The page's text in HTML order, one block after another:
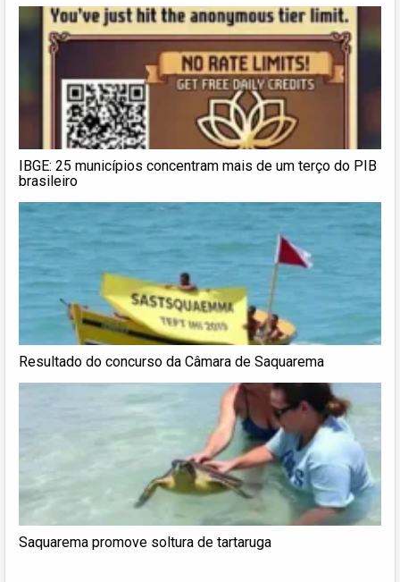
IBGE: 25 municípios concentram mais de um terço do PIB
brasileiro
Resultado do concurso da Câmara de Saquarema
Saquarema promove soltura de tartaruga